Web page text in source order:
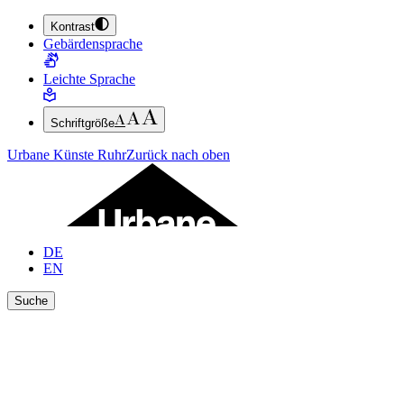
ZUM HAUPTINHALT SPRINGEN (ENTER DRÜCKEN)
ZUM FUSSBEREICH SPRINGEN (ENTER DRÜCKEN)
Kontrast
Gebärdensprache
Leichte Sprache
Schriftgröße
Urbane Künste RuhrZurück nach oben
DE
EN
Suche